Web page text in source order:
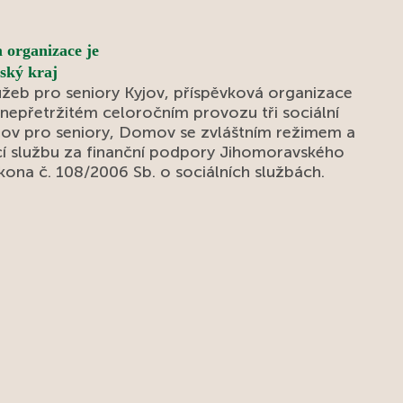
jarnímu počasí jsme mohli trávit čas také na
naší zahradě. Květen nám tak přinesl mnoho
důvodů k úsměvu, setkávání a příjemně
stráveným chvílím.
organizace je
pro seniory Kyjov, příspěvková organizace
celoročním provozu tři sociální
pro seniory, Domov se zvláštním režimem a
službu za finanční podpory Jihomoravského
č. 108/2006 Sb. o sociálních službách.